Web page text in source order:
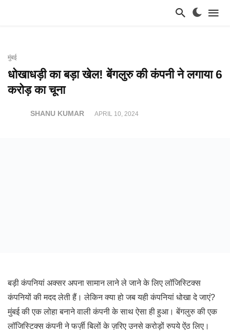
मुंबई
धोखाधड़ी का बड़ा खेल! बेंगलुरु की कंपनी ने लगाया 6
करोड़ का चूना
SHANU KUMAR APRIL 10, 2024
बड़ी कंपनियां अक्सर अपना सामान लाने ले जाने के लिए लॉजिस्टिक्स
कंपनियों की मदद लेती हैं। लेकिन क्या हो जब यही कंपनियां धोखा दे जाएं?
मुंबई की एक लोहा बनाने वाली कंपनी के साथ ऐसा ही हुआ। बेंगलुरु की एक
लॉजिस्टिक्स कंपनी ने फर्ज़ी बिलों के ज़रिए उनसे करोड़ों रुपये ऐंठ लिए।